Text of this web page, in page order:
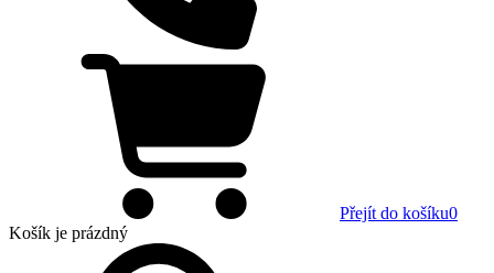
Přejít do košíku0
Košík je prázdný